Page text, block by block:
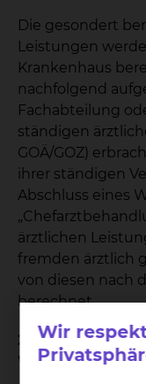
Die gesondert
Leistungen
Krankenhaus
nachfolgend
Fachabteilung
ständigen
GOÄ/GOZ)
ihrer ständigen
Abschluss eines
ärztlichen
fremden ärztlich
von diesen nach
berechnet.
2. Was
Wahlarzt
Wir